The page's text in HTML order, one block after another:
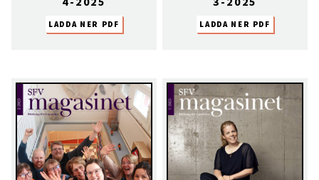
LADDA NER PDF LADDA NER PDF